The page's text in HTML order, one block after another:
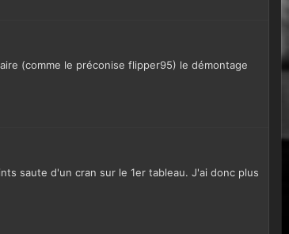
(comme le préconise flipper95) le démontage
saute d'un cran sur le 1er tableau. J'ai donc plus